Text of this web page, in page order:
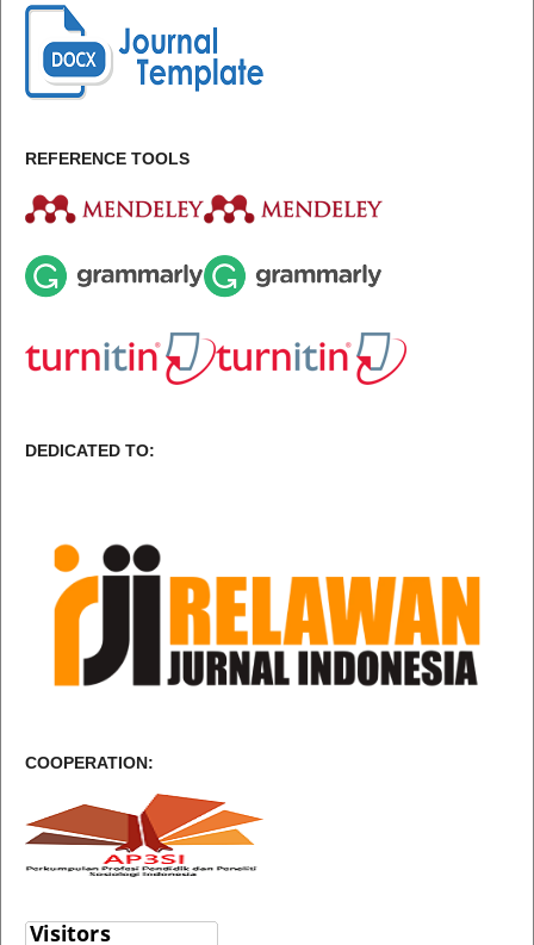
REFERENCE TOOLS
DEDICATED TO:
COOPERATION: